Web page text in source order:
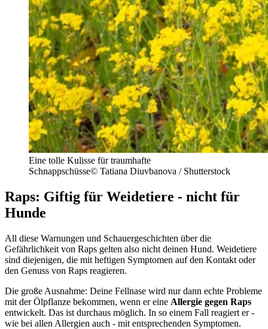
Eine tolle Kulisse für traumhafte
Schnappschüsse© Tatiana Diuvbanova / Shutterstock
Raps: Giftig für Weidetiere - nicht für
Hunde
All diese Warnungen und Schauergeschichten über die
Gefährlichkeit von Raps gelten also nicht deinen Hund. Weidetiere
sind diejenigen, die mit heftigen Symptomen auf den Kontakt oder
den Genuss von Raps reagieren.
Die große Ausnahme: Deine Fellnase wird nur dann echte Probleme
mit der Ölpflanze bekommen, wenn er eine Allergie gegen Raps
entwickelt. Das ist durchaus möglich. In so einem Fall reagiert er -
wie bei allen Allergien auch - mit entsprechenden Symptomen.